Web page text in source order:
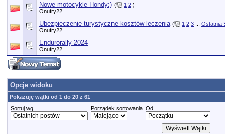
Nowe motocykle Hondy:) ( 1 2 )
Onufry22
Ubezpieczenie turystyczne kosztów leczenia ( 1 2 3
Ostatnia
Onufry22
Endurorally 2024
Onufry22
Opcje widoku
Pokazuję wątki od 1 do 20 z 61
Sortuj wg
Porządek sortowania Od